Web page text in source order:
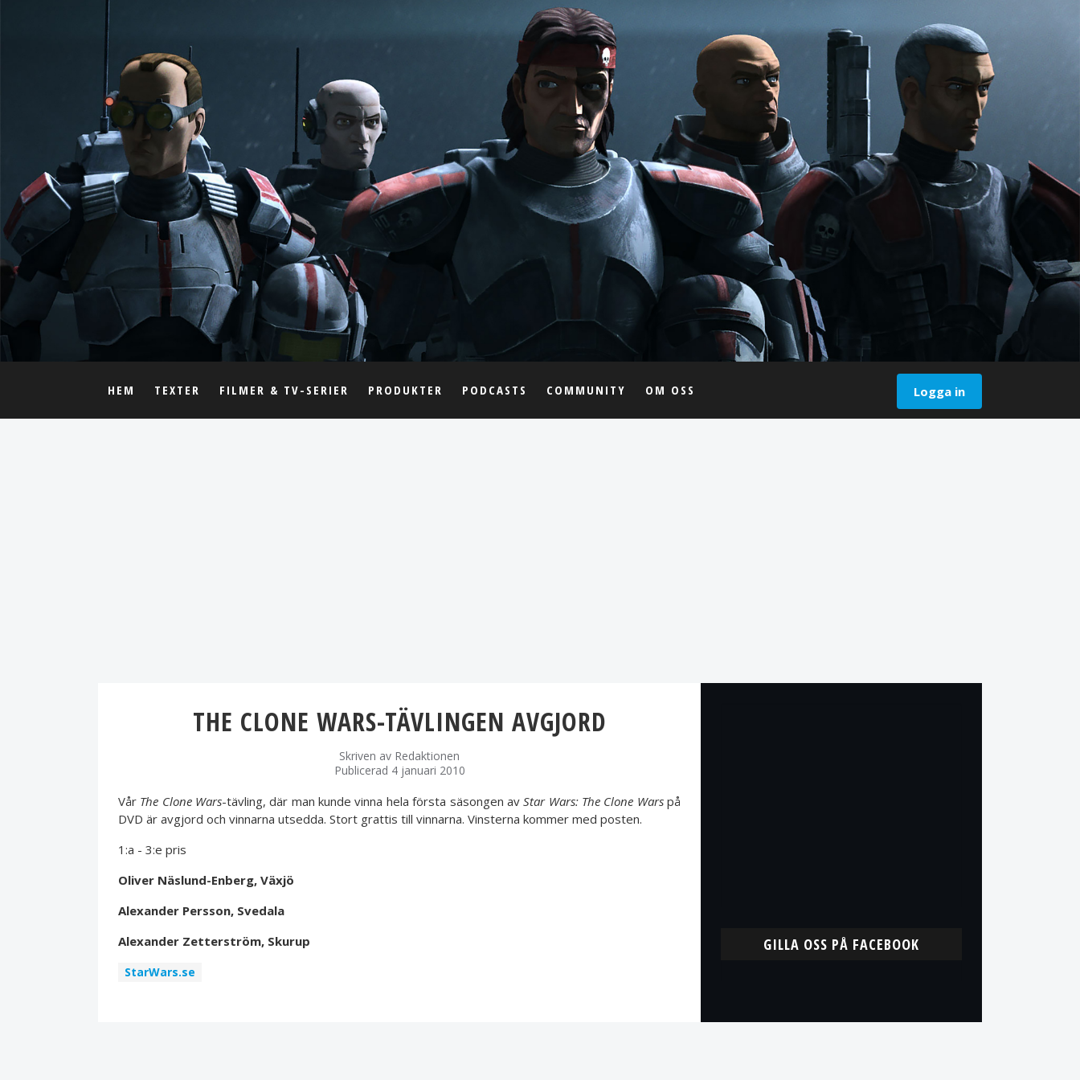
Logga in
HEM TEXTER FILMER & TV-SERIER PRODUKTER PODCASTS COMMUNITY OM OSS
THE CLONE WARS-TÄVLINGEN AVGJORD
Skriven av Redaktionen
Publicerad 4 januari 2010
Vår The Clone Wars-tävling, där man kunde vinna hela första säsongen avStar Wars: The Clone Warspå
DVD är avgjord och vinnarna utsedda. Stort grattis till vinnarna. Vinsterna kommer med posten.
1:a - 3:e pris
Oliver Näslund-Enberg, Växjö
Alexander Persson, Svedala
Alexander Zetterström, Skurup
StarWars.se
GILLA OSS PÅ FACEBOOK